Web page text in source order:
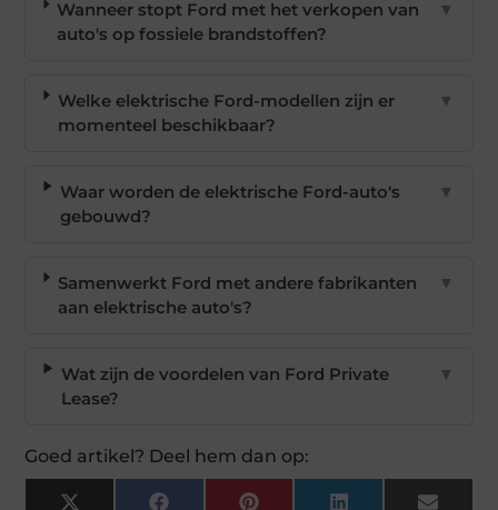
Wanneer stopt Ford met het verkopen van
auto's op fossiele brandstoffen?
▼
Welke elektrische Ford-modellen zijn er
momenteel beschikbaar?
▼
Waar worden de elektrische Ford-auto's
gebouwd?
▼
Samenwerkt Ford met andere fabrikanten
aan elektrische auto's?
▼
Wat zijn de voordelen van Ford Private
Lease?
▼
Goed artikel? Deel hem dan op: